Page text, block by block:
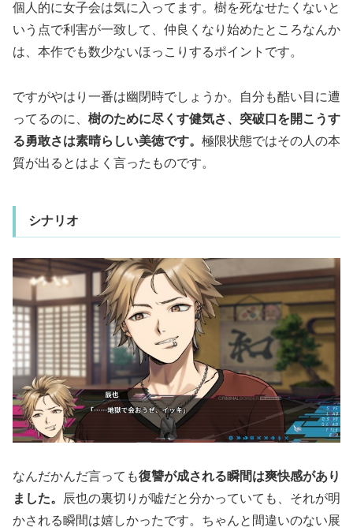
個人的に女子会は気に入ってます。樹を死なせたくないと
いう点で利害が一致して、仲良くなり始めたところなんか
は、本作でも数少ないほっこりするポイントです。
ですがやはり一番は幽閉時でしょうか。自分も酷い目に遭
ってるのに、 樹のために尽くす健気さ、突破口を開こうす
る勇敢さは素晴らしい美徳です。 極限状態ではその人の本
質が出るとはよく言ったものです。
シナリオ
なんだかんだ言っても復讐が成される瞬間は爽快感があり
ました。
辰也の裏切りが嘘だと分かっていても、それが明
かされる瞬間は嬉しかったです。ちゃんと間違いのない展